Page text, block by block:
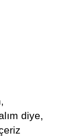
diye,